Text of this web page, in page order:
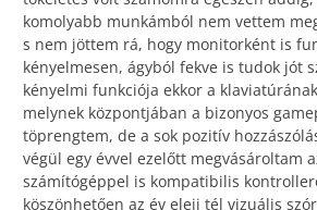
komolyabb munkámból nem vettem
s nem jöttem rá, hogy monitorként is
kényelmesen, ágyból fekve is tudok jót
kényelmi funkciója ekkor a
melynek központjában a bizonyos
töprengtem, de a sok pozitív
végül egy évvel ezelőtt megvásároltam
számítógéppel is kompatibilis
köszönhetően az év eleji tél vizuális